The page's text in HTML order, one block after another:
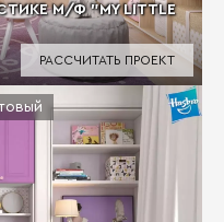
М/Ф "MY LITTLE
РАССЧИТАТЬ ПРОЕКТ